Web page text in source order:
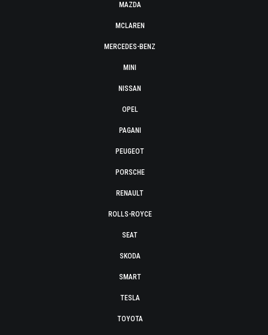
MAZDA
MCLAREN
MERCEDES-BENZ
MINI
NISSAN
OPEL
PAGANI
PEUGEOT
PORSCHE
RENAULT
ROLLS-ROYCE
SEAT
SKODA
SMART
TESLA
TOYOTA